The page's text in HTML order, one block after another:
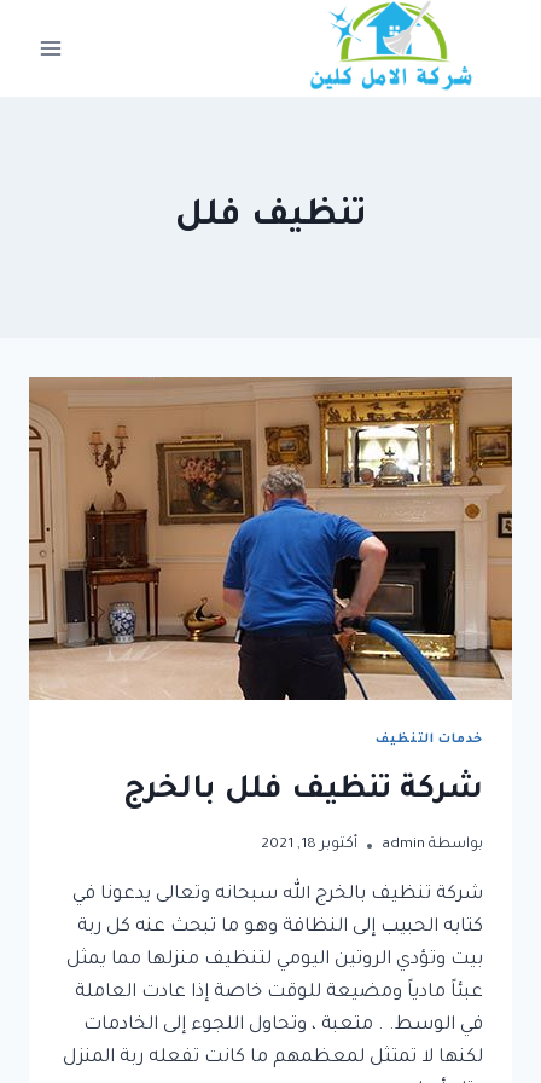
تنظيف فلل
خدمات التنظيف
شركة تنظيف فلل بالخرج
بواسطة admin أكتوبر 18, 2021
شركة تنظيف بالخرج الله سبحانه وتعالى يدعونا في
كتابه الحبيب إلى النظافة وهو ما تبحث عنه كل ربة
بيت وتؤدي الروتين اليومي لتنظيف منزلها مما يمثل
عبئاً مادياً ومضيعة للوقت خاصة إذا عادت العاملة
في الوسط. . متعبة ، وتحاول اللجوء إلى الخادمات
لكنها لا تمتثل لمعظمهم ما كانت تفعله ربة المنزل